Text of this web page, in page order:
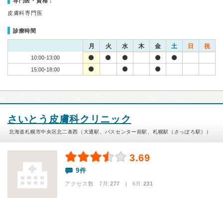
皮膚科専門医
診療時間
月 火 水 木 金 土 日 祝
10:00-13:00
15:00-18:00
さいとう皮膚科クリニック
北海道札幌市中央区北二条西（大通駅、バスセンター前駅、札幌駅（さっぽろ駅））
3.69
9件
アクセス数 7月:277 | 6月:231